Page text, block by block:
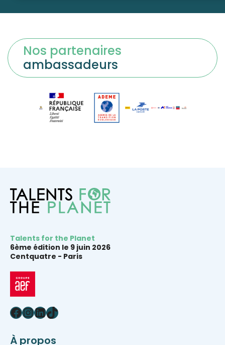
Nos partenaires
ambassadeurs
Talents for the Planet
6ème édition le 9 juin 2026
Centquatre - Paris
Facebook
Instagram
LinkedIn
TikTok
À propos